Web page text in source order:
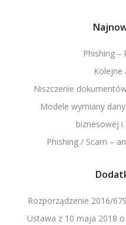
Phishing
Kolejne
Niszczenie
Modele wymiany
biznesowej
Phishing / Scam –
Rozporządzenie 2016/
Ustawa z 10 maja 2018